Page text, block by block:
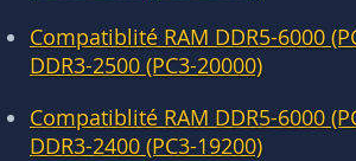
Compatiblité RAM DDR5-6000
DDR3-2500 (PC3-20000)
Compatiblité RAM DDR5-6000
DDR3-2400 (PC3-19200)